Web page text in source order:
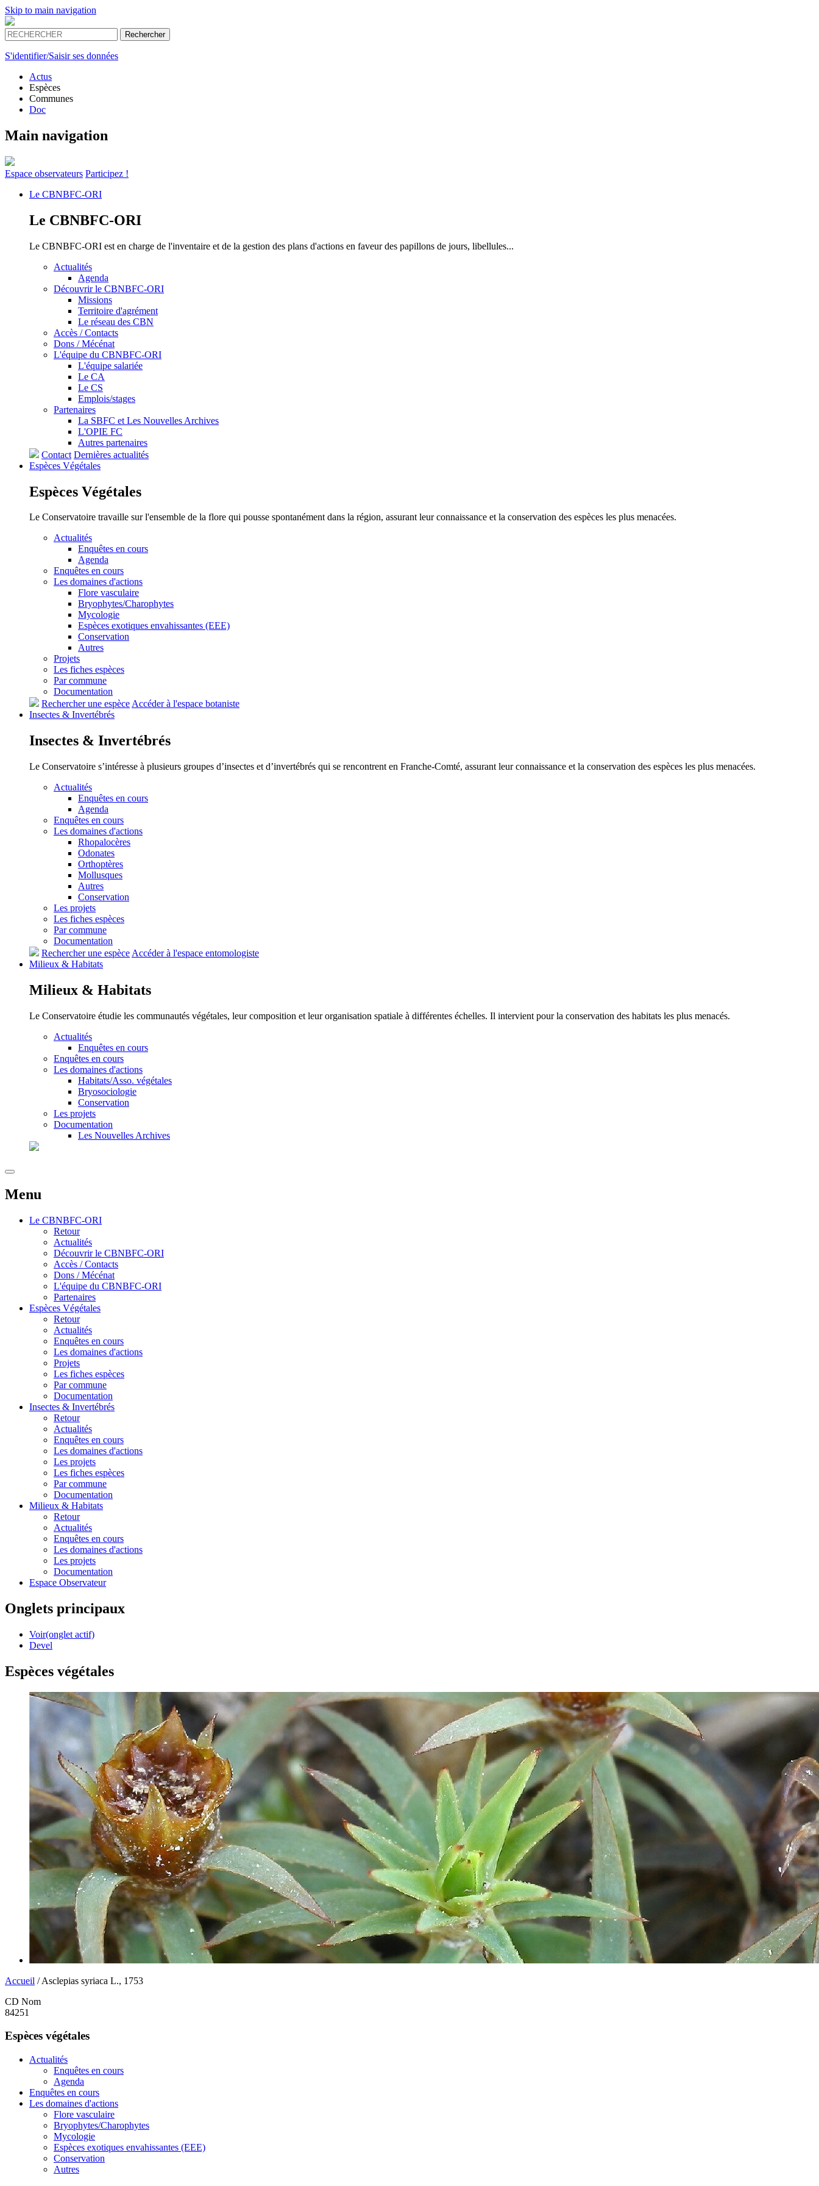
Skip to main navigation
S'identifier/Saisir ses données
Actus
Espèces
Communes
Doc
Main navigation
Espace observateurs Participez !
Le CBNBFC-ORI
Le CBNBFC-ORI
Le CBNBFC-ORI est en charge de l'inventaire et de la gestion des plans d'actions en faveur des papillons de jours, libellules...
Actualités
Agenda
Découvrir le CBNBFC-ORI
Missions
Territoire d'agrément
Le réseau des CBN
Accès / Contacts
Dons / Mécénat
L'équipe du CBNBFC-ORI
L'équipe salariée
Le CA
Le CS
Emplois/stages
Partenaires
La SBFC et Les Nouvelles Archives
L'OPIE FC
Autres partenaires
Contact Dernières actualités
Espèces Végétales
Espèces Végétales
Le Conservatoire travaille sur l'ensemble de la flore qui pousse spontanément dans la région, assurant leur connaissance et la conservation des espèces les plus menacées.
Actualités
Enquêtes en cours
Agenda
Enquêtes en cours
Les domaines d'actions
Flore vasculaire
Bryophytes/Charophytes
Mycologie
Espèces exotiques envahissantes (EEE)
Conservation
Autres
Projets
Les fiches espèces
Par commune
Documentation
Rechercher une espèceAccéder à l'espace botaniste
Insectes & Invertébrés
Insectes & Invertébrés
Le Conservatoire s’intéresse à plusieurs groupes d’insectes et d’invertébrés qui se rencontrent en Franche-Comté, assurant leur connaissance et la conservation des espèces les plus menacées.
Actualités
Enquêtes en cours
Agenda
Enquêtes en cours
Les domaines d'actions
Rhopalocères
Odonates
Orthoptères
Mollusques
Autres
Conservation
Les projets
Les fiches espèces
Par commune
Documentation
Rechercher une espèce Accéder à l'espace entomologiste
Milieux & Habitats
Milieux & Habitats
Le Conservatoire étudie les communautés végétales, leur composition et leur organisation spatiale à différentes échelles. Il intervient pour la conservation des habitats les plus menacés.
Actualités
Enquêtes en cours
Enquêtes en cours
Les domaines d'actions
Habitats/Asso. végétales
Bryosociologie
Conservation
Les projets
Documentation
Les Nouvelles Archives
Menu
Le CBNBFC-ORI
Retour
Actualités
Découvrir le CBNBFC-ORI
Accès / Contacts
Dons / Mécénat
L'équipe du CBNBFC-ORI
Partenaires
Espèces Végétales
Retour
Actualités
Enquêtes en cours
Les domaines d'actions
Projets
Les fiches espèces
Par commune
Documentation
Insectes & Invertébrés
Retour
Actualités
Enquêtes en cours
Les domaines d'actions
Les projets
Les fiches espèces
Par commune
Documentation
Milieux & Habitats
Retour
Actualités
Enquêtes en cours
Les domaines d'actions
Les projets
Documentation
Espace Observateur
Onglets principaux
Voir(onglet actif)
Devel
Espèces végétales
Accueil / Asclepias syriaca L., 1753
CD Nom
84251
Espèces végétales
Actualités
Enquêtes en cours
Agenda
Enquêtes en cours
Les domaines d'actions
Flore vasculaire
Bryophytes/Charophytes
Mycologie
Espèces exotiques envahissantes (EEE)
Conservation
Autres